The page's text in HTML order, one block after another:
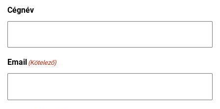
Cégnév
Email (Kötelező)